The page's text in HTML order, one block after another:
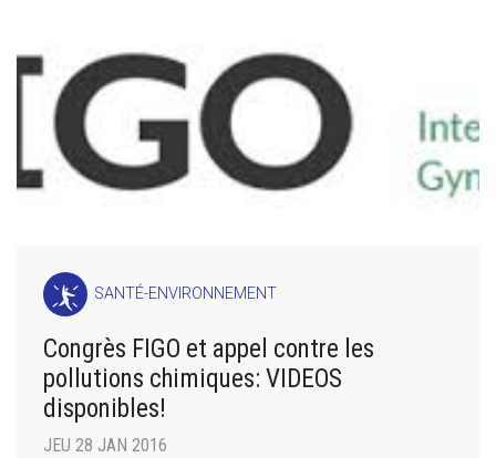
SANTÉ-ENVIRONNEMENT
Congrès FIGO et appel contre les
pollutions chimiques: VIDEOS
disponibles!
JEU 28 JAN 2016